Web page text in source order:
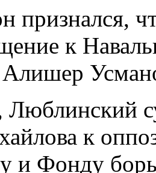
признался,
к
Алишер
к
и Фонду